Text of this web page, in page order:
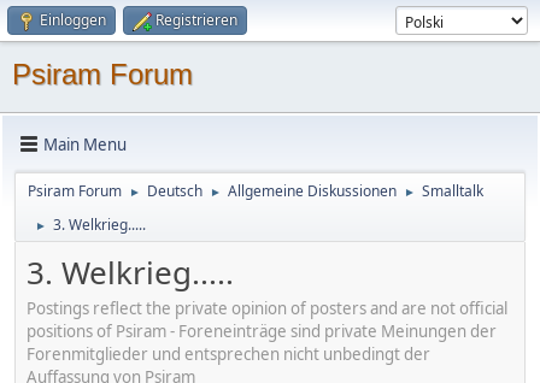
Einloggen Registrieren
Psiram Forum
Main Menu
Psiram Forum ► Deutsch ► Allgemeine Diskussionen ► Smalltalk
► 3. Welkrieg.....
3. Welkrieg.....
Postings reflect the private opinion of posters and are not official
positions of Psiram - Foreneinträge sind private Meinungen der
Forenmitglieder und entsprechen nicht unbedingt der
Auffassung von Psiram